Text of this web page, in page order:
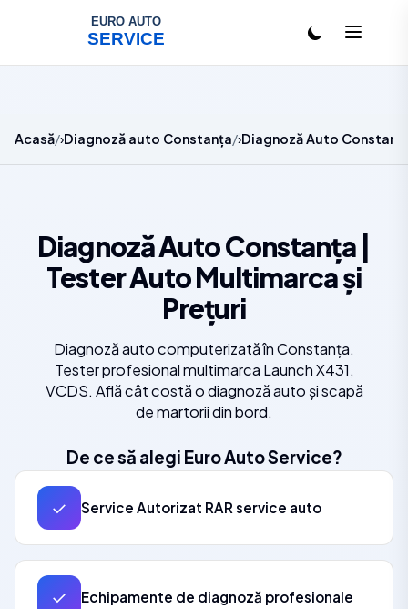
Acasă Diagnoză auto Constanța Diagnoză Auto
Diagnoză Auto Constanța |
Tester Auto Multimarca și
Prețuri
Diagnoză auto computerizată în Constanța.
Tester profesional multimarca Launch X431,
VCDS. Află cât costă o diagnoză auto și scapă
de martorii din bord.
De ce să alegi Euro Auto Service?
✓ Service Autorizat RAR service auto
✓ Echipamente de diagnoză profesionale